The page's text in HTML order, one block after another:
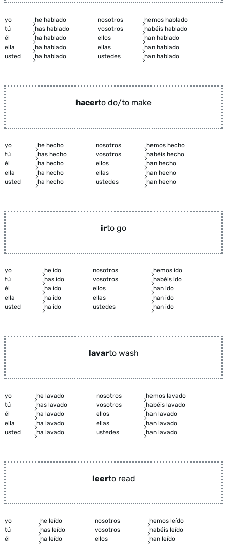
yo he hablado nosotros
hemos hablado
tú
has hablado vosotros
habéis hablado
él
ha hablado ellos
han hablado
ella
ha hablado ellas
han hablado
usted
ha hablado ustedes han hablado
hacerto do/to make
yo he hecho nosotros
hemos hecho
tú
has hecho vosotros
habéis hecho
él
ha hecho ellos
han hecho
ella
ha hecho ellas
han hecho
usted
ha hecho ustedes han hecho
irto go
yo he ido nosotros
hemos ido
tú
has ido vosotros
habéis ido
él
ha ido ellos
han ido
ella
ha ido ellas
han ido
usted
ha ido ustedes han ido
lavarto wash
yo he lavado nosotros
hemos lavado
tú
has lavado vosotros
habéis lavado
él
ha lavado ellos
han lavado
ella
ha lavado ellas
han lavado
usted
ha lavado ustedes han lavado
leerto read
yo he leído nosotros
hemos leído
tú
has leído vosotros
habéis leído
él
ha leído ellos
han leído